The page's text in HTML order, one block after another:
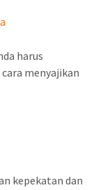
harus
menyajikan
kepekatan dan